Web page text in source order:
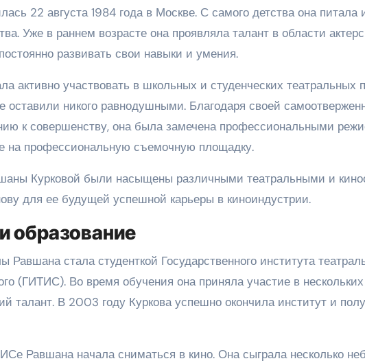
22 августа 1984 года в Москве. С самого детства она питала
Уже в раннем возрасте она проявляла талант в области
развивать свои навыки и умения.
активно участвовать в школьных и студенческих театральных
оставили никого равнодушными. Благодаря своей
к совершенству, она была замечена профессиональными
на профессиональную съемочную площадку.
Курковой были насыщены различными театральными и
для ее будущей успешной карьеры в киноиндустрии.
образование
Равшана стала студенткой Государственного института
(ГИТИС). Во время обучения она приняла участие в нескольких
талант. В 2003 году Куркова успешно окончила институт и
Равшана начала сниматься в кино. Она сыграла несколько